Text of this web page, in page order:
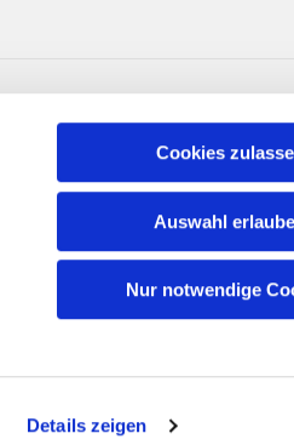
Details zeigen
Cookies
Auswahl
Nur notwendige